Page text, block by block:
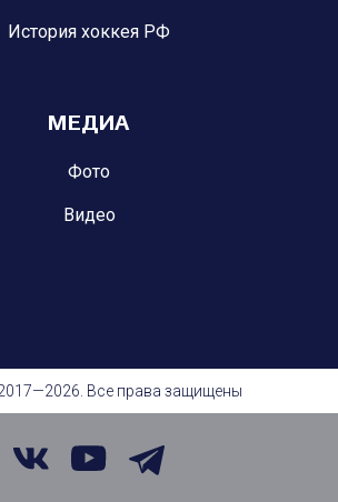
История хоккея РФ
МЕДИА
Фото
Видео
Все права защищены